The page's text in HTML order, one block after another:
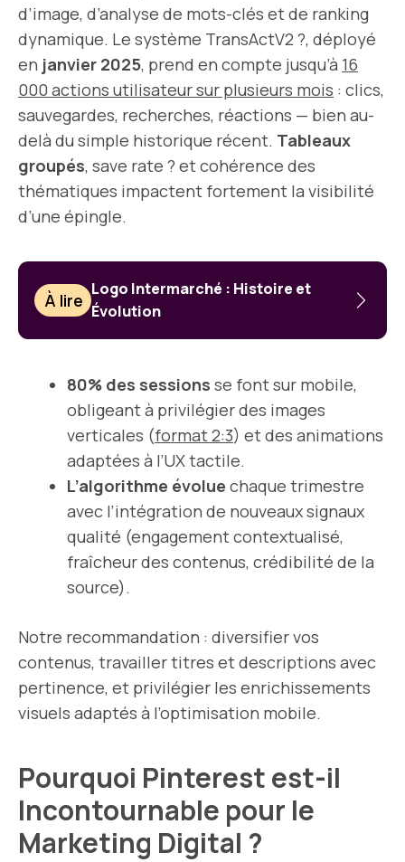
d’image, d’analyse de mots-clés et de ranking
dynamique. Le système TransActV2 ?, déployé
en janvier 2025, prend en compte jusqu’à 16
000 actions utilisateur sur plusieurs mois : clics,
sauvegardes, recherches, réactions — bien au-
delà du simple historique récent. Tableaux
groupés, save rate ? et cohérence des
thématiques impactent fortement la visibilité
d’une épingle.
À lire
Logo Intermarché : Histoire et
Évolution
80% des sessions se font sur mobile,
obligeant à privilégier des images
verticales (format 2:3) et des animations
adaptées à l’UX tactile.
L’algorithme évolue chaque trimestre
avec l’intégration de nouveaux signaux
qualité (engagement contextualisé,
fraîcheur des contenus, crédibilité de la
source).
Notre recommandation : diversifier vos
contenus, travailler titres et descriptions avec
pertinence, et privilégier les enrichissements
visuels adaptés à l’optimisation mobile.
Pourquoi Pinterest est-il
Incontournable pour le
Marketing Digital ?